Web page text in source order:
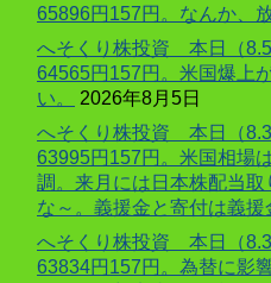
65896円157円。なんか、
へそくり株投資 本日（
64565円157円。米国爆上
い。
2026年8月5日
へそくり株投資 本日（
63995円157円。米国相場
調。来月には日本株配当
な～。義援金と寄付は義援
へそくり株投資 本日（
63834円157円。為替に影